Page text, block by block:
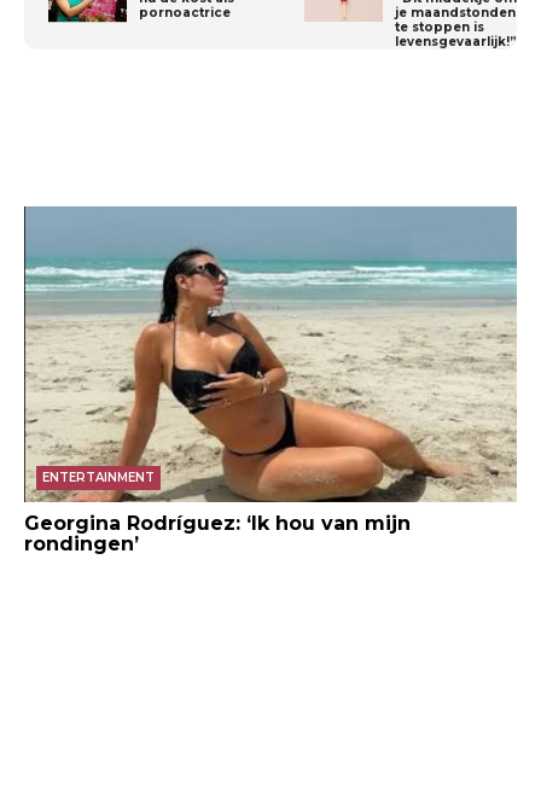
pornoactrice
je maandstonden
te stoppen is
levensgevaarlijk!”
ENTERTAINMENT
Georgina Rodríguez: ‘Ik hou van mijn
rondingen’